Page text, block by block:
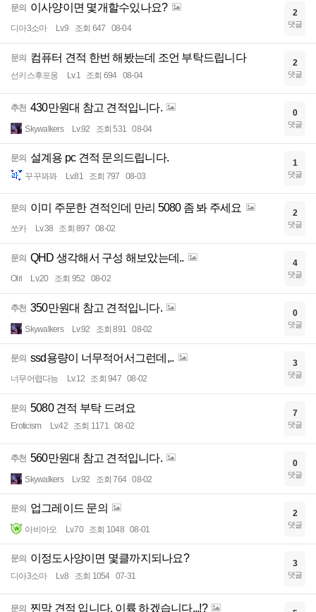
문의 이사양이면 몇개할수있나요?
디아3소마 Lv.9 조회 647 08-04
2
댓글
문의 컴퓨터 견적 한번 해봤는데 조언 부탁드립니다
선키스후포옹 Lv.1 조회 694 08-04
2
댓글
추천 430만원대 참고 견적입니다.
Skywalkers Lv.92 조회 531 08-04
0
댓글
문의 설계용 pc 견적 문의드립니다.
꾸꾸꽈꽈 Lv.81 조회 797 08-03
1
댓글
문의 이미 주문한 견적인데 만리 5080 좀 봐 주세요
쏘카 Lv.38 조회 897 08-02
2
댓글
문의 QHD 생각해서 구성 해보았는데..
Olri Lv.20 조회 952 08-02
4
댓글
추천 350만원대 참고 견적입니다.
Skywalkers Lv.92 조회 891 08-02
0
댓글
문의 ssd용량이 너무적어서그런데,..
너무어렵다능 Lv.12 조회 947 08-02
3
댓글
문의 5080 견적 부탁 드려요
Eroticism Lv.42 조회 1171 08-02
7
댓글
추천 560만원대 참고 견적입니다.
Skywalkers Lv.92 조회 764 08-02
0
댓글
문의 업그레이드 문의
아비아오 Lv.70 조회 1048 08-01
2
댓글
문의 이정도사양이면 몇클까지되나요?
디아3소마 Lv.8 조회 1054 07-31
3
댓글
문의 찐막 견적 입니다. 이륙 하겠습니다...!?